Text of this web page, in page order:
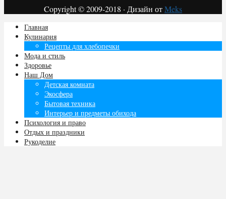
Copyright © 2009-2018 · Дизайн отMeks
Главная
Кулинария
Рецепты для хлебопечки
Мода и стиль
Здоровье
Наш Дом
Детская комната
Экосфера
Бытовая техника
Интерьер и предметы обихода
Психология и право
Отдых и праздники
Рукоделие